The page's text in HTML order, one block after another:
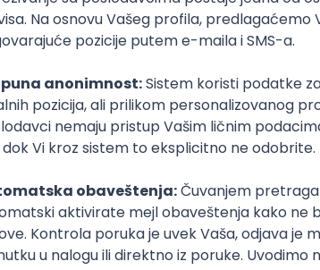
GRAD SENIORITET NAČIN RADA